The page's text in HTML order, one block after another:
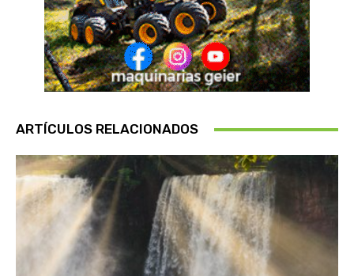
ARTÍCULOS RELACIONADOS